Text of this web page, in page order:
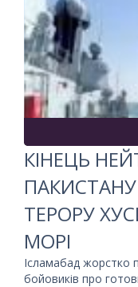
КІНЕЦЬ
ТЕРОРУ
МОРІ
Ісламабад жорстко
бойовиків про